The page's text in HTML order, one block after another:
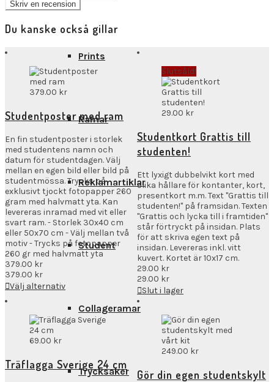
Prints
Ramar
Reklamartiklar
Student
Collageramar
Trycksaker
Du kanske också gillar
379.00 kr
Studentposter med ram
En fin studentposter i storlek
med studentens namn och
datum för studentdagen. Välj
mellan en egen bild eller bild på
studentmössa. Trycks på
exklusivt tjockt fotopapper 260
gram med halvmatt yta. Kan
levereras inramad med vit eller
svart ram. - Storlek 30x40 cm
eller 50x70 cm - Välj mellan två
motiv - Trycks på fotopapper
260 gr med halvmatt yta
379.00 kr
379.00 kr
Välj alternativ
Slutsåld!
29.00 kr
Studentkort Grattis till
studenten!
Ett lyxigt dubbelvikt kort med
olika hållare för kontanter, kort,
presentkort m.m. Text "Grattis till
studenten!" på framsidan. Texten
"Grattis och lycka till i framtiden"
står förtryckt på insidan. Plats
för att skriva egen text på
insidan. Levereras inkl. vitt
kuvert. Kortet är 10x17 cm.
29.00 kr
29.00 kr
Slut i lager
69.00 kr
Träflagga Sverige 24 cm
249.00 kr
Gör din egen studentskylt